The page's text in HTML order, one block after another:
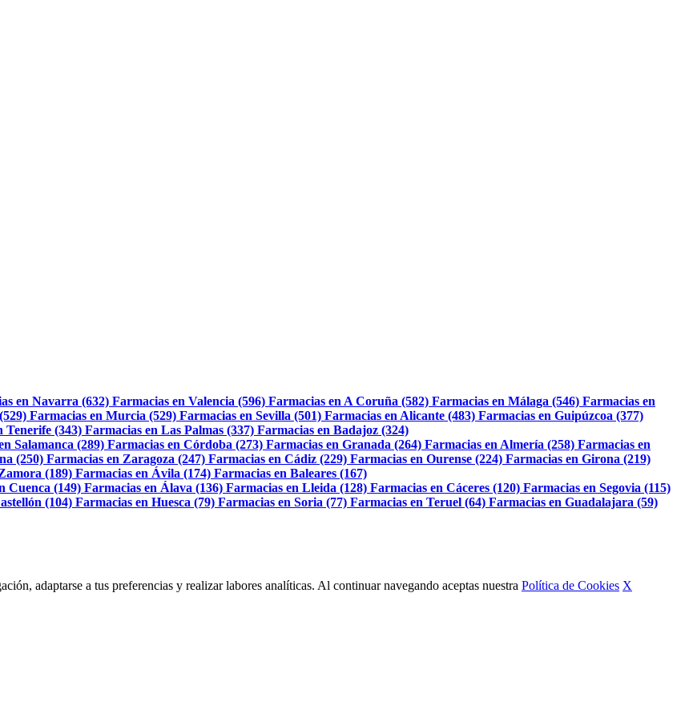
en Navarra (632) Farmacias en Valencia (596) Farmacias en A Coruña (582) Farmacias en Málaga (546) Farmacias en
Farmacias en Murcia (529) Farmacias en Sevilla (501) Farmacias en Alicante (483) Farmacias en Guipúzcoa (377)
Tenerife (343) Farmacias en Las Palmas (337) Farmacias en Badajoz (324)
Salamanca (289) Farmacias en Córdoba (273) Farmacias en Granada (264) Farmacias en Almería (258) Farmacias en
(250) Farmacias en Zaragoza (247) Farmacias en Cádiz (229) Farmacias en Ourense (224) Farmacias en Girona (219)
(189) Farmacias en Ávila (174) Farmacias en Baleares (167)
Cuenca (149) Farmacias en Álava (136) Farmacias en Lleida (128) Farmacias en Cáceres (120) Farmacias en Segovia (115)
(104) Farmacias en Huesca (79) Farmacias en Soria (77) Farmacias en Teruel (64) Farmacias en Guadalajara (59)
adaptarse a tus preferencias y realizar labores analíticas. Al continuar navegando aceptas nuestra Política de Cookies X